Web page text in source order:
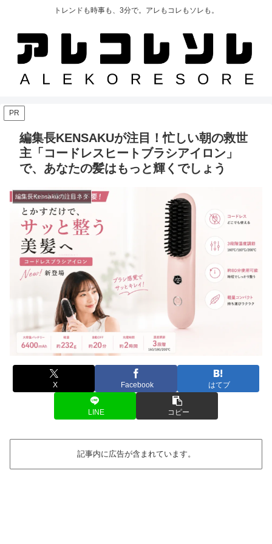
トレンドも時事も、3分で。アレもコレもソレも。
PR
編集長KENSAKUが注目！忙しい朝の救世
主「コードレスヒートブラシアイロン」
で、あなたの髪はもっと輝くでしょう
編集長Kensakuの注目ネタ
X Facebook はてブ
LINE コピー
記事内に広告が含まれています。